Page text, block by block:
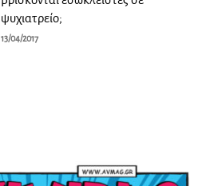
ψυχιατρείο;
13/04/2017